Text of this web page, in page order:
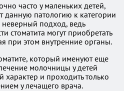
часто у маленьких детей,
данную патологию к категории
неверный подход, ведь
стоматита могут приобретать
при этом внутренние органы.
который именуют еще
молочницы у детей
характер и проходить только
у лечащего врача.